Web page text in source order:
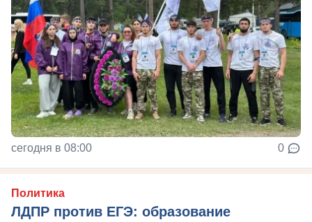
сегодня в 08:00 0
Политика
ЛДПР против ЕГЭ: образование